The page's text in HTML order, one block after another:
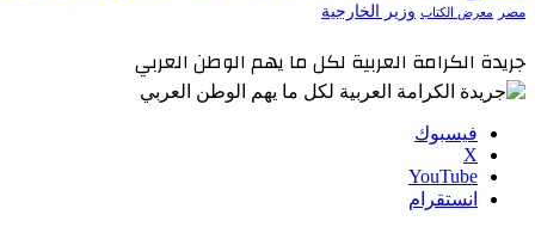
مصر معرض الكتاب وزير الخارجية
جريدة الكرامة العربية لكل ما يهم الوطن العربي
فيسبوك
‫X
‫YouTube
انستقرام